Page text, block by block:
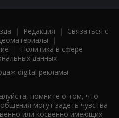
| Редакция | Связаться с
|
|
Политика в сфере
данных
digital рекламы
помните о том, что
могут задеть чувства
или косвенно имеющих